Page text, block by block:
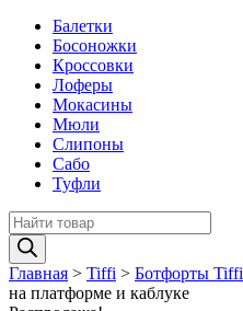
Балетки
Босоножки
Кроссовки
Лоферы
Мокасины
Мюли
Слипоны
Сабо
Туфли
Поиск
товаров
Главная > Tiffi > Ботфорты Tiffi
на платформе и каблуке